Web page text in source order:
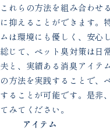
これらの方法を組み合わせ
に抑えることができます。
ムは環境にも優しく、安心
総じて、ペット臭対策は日
夫と、実績ある消臭アイテ
の方法を実践することで、
することが可能です。是非
てみてください。
アイテム